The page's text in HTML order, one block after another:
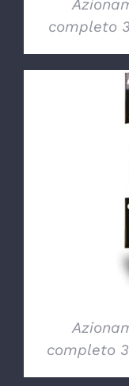
completo
completo